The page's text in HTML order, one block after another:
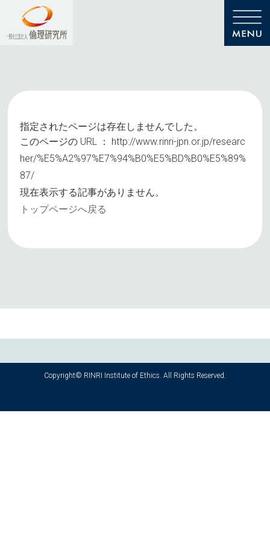
指定されたページは存在しませんでした。
このページの URL ： http://www.rinri-jpn.or.jp/researc
her/%E5%A2%97%E7%94%B0%E5%BD%B0%E5%89%
87/
現在表示する記事がありません。
トップページへ戻る
Copyright© RINRI Institute of Ethics. All Rights Reserved.